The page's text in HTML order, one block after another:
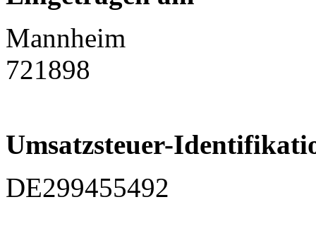
Mannheim
721898
Umsatzsteuer-
DE299455492